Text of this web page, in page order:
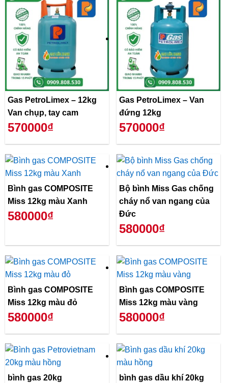
Gas PetroLimex – 12kg
Van chụp, tay cam
570000₫
Gas PetroLimex – Van
đứng 12kg
570000₫
Bình gas COMPOSITE
Miss 12kg màu Xanh
580000₫
Bộ bình Miss Gas chống
cháy nổ van ngang của
Đức
580000₫
Bình gas COMPOSITE
Miss 12kg màu đỏ
580000₫
Bình gas COMPOSITE
Miss 12kg màu vàng
580000₫
bình gas 20kg
bình gas dầu khí 20kg